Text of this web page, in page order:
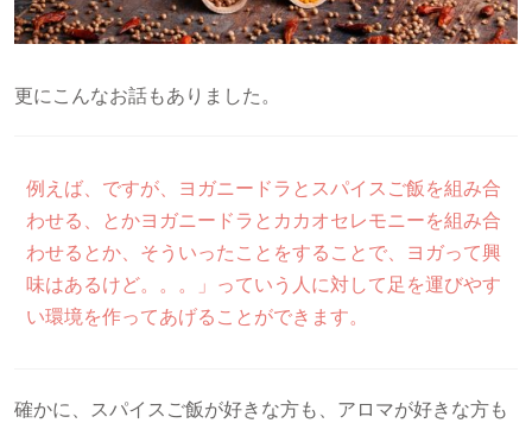
更にこんなお話もありました。
例えば、ですが、ヨガニードラとスパイスご飯を組み合
わせる、とかヨガニードラとカカオセレモニーを組み合
わせるとか、そういったことをすることで、ヨガって興
味はあるけど。。。」っていう人に対して足を運びやす
い環境を作ってあげることができます。
確かに、スパイスご飯が好きな方も、アロマが好きな方も